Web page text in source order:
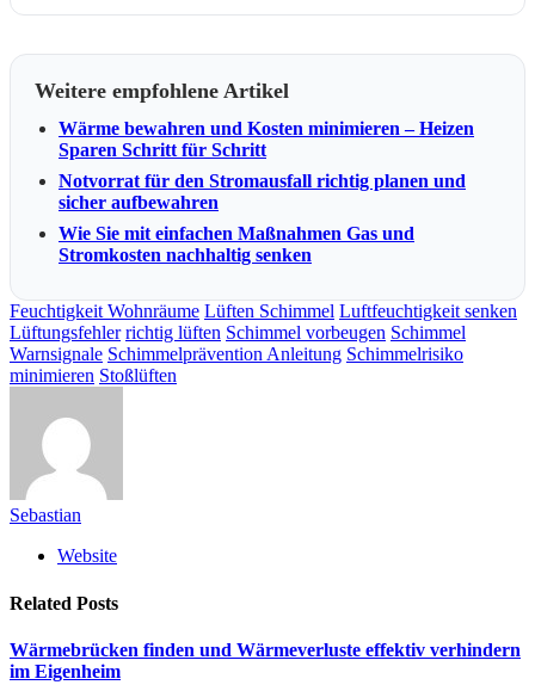
Weitere empfohlene Artikel
Wärme bewahren und Kosten minimieren – Heizen
Sparen Schritt für Schritt
Notvorrat für den Stromausfall richtig planen und
sicher aufbewahren
Wie Sie mit einfachen Maßnahmen Gas und
Stromkosten nachhaltig senken
Feuchtigkeit Wohnräume Lüften Schimmel Luftfeuchtigkeit senken
Lüftungsfehler richtig lüften Schimmel vorbeugen Schimmel
Warnsignale Schimmelprävention Anleitung Schimmelrisiko
minimieren Stoßlüften
Sebastian
Website
Related Posts
Wärmebrücken finden und Wärmeverluste effektiv verhindern
im Eigenheim